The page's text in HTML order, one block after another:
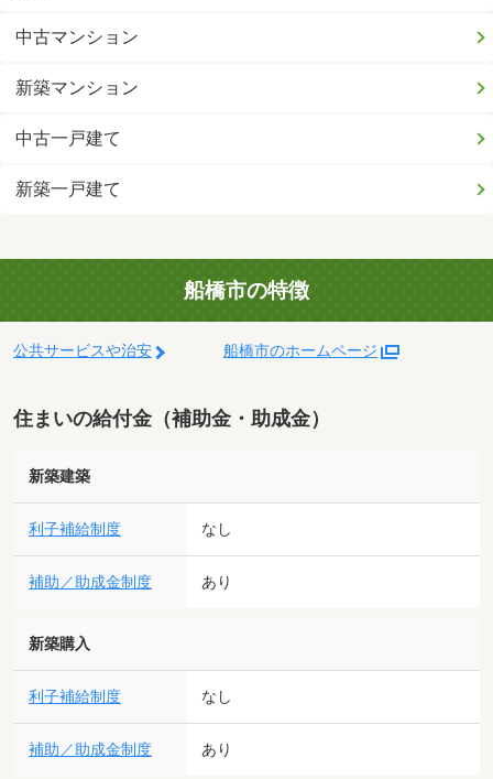
中古マンション
新築マンション
中古一戸建て
新築一戸建て
船橋市の特徴
公共サービスや治安 船橋市のホームページ
住まいの給付金（補助金・助成金）
新築建築
利子補給制度 なし
補助／助成金制度 あり
新築購入
利子補給制度 なし
補助／助成金制度 あり